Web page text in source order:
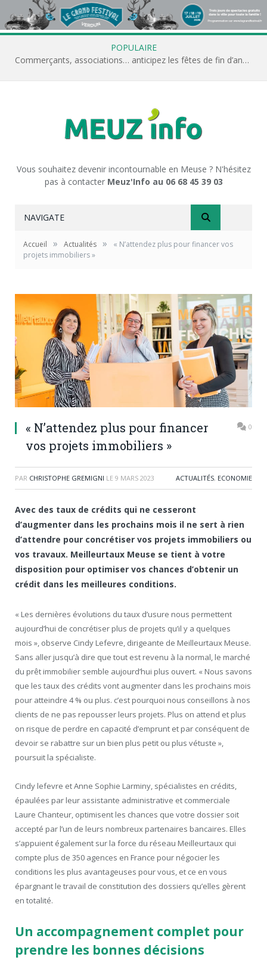
POPULAIRE
Commerçants, associations… anticipez les fêtes de fin d’année avec Meuz’Info
Vous souhaitez devenir incontournable en Meuse ? N'hésitez
pas à contacter Meuz'Info au 06 68 45 39 03
NAVIGATE
Accueil » Actualités »
« N’attendez plus pour financer vos
projets immobiliers »
« N’attendez plus pour financer
vos projets immobiliers »
0
PAR CHRISTOPHE GREMIGNI LE 9 MARS 2023 ACTUALITÉS, ECONOMIE
Avec des taux de crédits qui ne cesseront
d’augmenter dans les prochains mois il ne sert à rien
d’attendre pour concrétiser vos projets immobiliers ou
vos travaux. Meilleurtaux Meuse se tient à votre
disposition pour optimiser vos chances d’obtenir un
crédit dans les meilleures conditions.
« Les dernières évolutions du taux d’usure nous permettent
aujourd’hui de concrétiser plus de projets qu’il y a quelques
mois », observe Cindy Lefevre, dirigeante de Meilleurtaux Meuse.
Sans aller jusqu’à dire que tout est revenu à la normal, le marché
du prêt immobilier semble aujourd’hui plus ouvert. « Nous savons
que les taux des crédits vont augmenter dans les prochains mois
pour atteindre 4 % ou plus. c’est pourquoi nous conseillons à nos
clients de ne pas repousser leurs projets. Plus on attend et plus
on risque de perdre en capacité d’emprunt et par conséquent de
devoir se rabattre sur un bien plus petit ou plus vétuste »,
poursuit la spécialiste.
Cindy lefevre et Anne Sophie Larminy, spécialistes en crédits,
épaulées par leur assistante administrative et commerciale
Laure Chanteur, optimisent les chances que votre dossier soit
accepté par l’un de leurs nombreux partenaires bancaires. Elles
s’appuient également sur la force du réseau Meilleurtaux qui
compte plus de 350 agences en France pour négocier les
conditions les plus avantageuses pour vous, et ce en vous
épargnant le travail de constitution des dossiers qu’elles gèrent
en totalité.
Un accompagnement complet pour
prendre les bonnes décisions